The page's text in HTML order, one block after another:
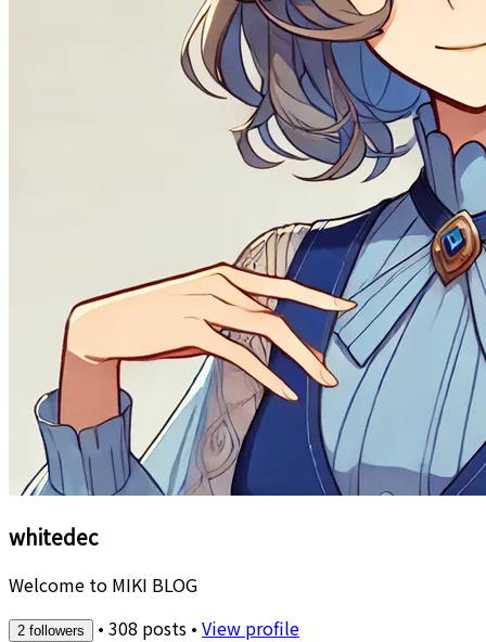
whitedec
Welcome to MIKI BLOG
2 followers • 308 posts • View profile